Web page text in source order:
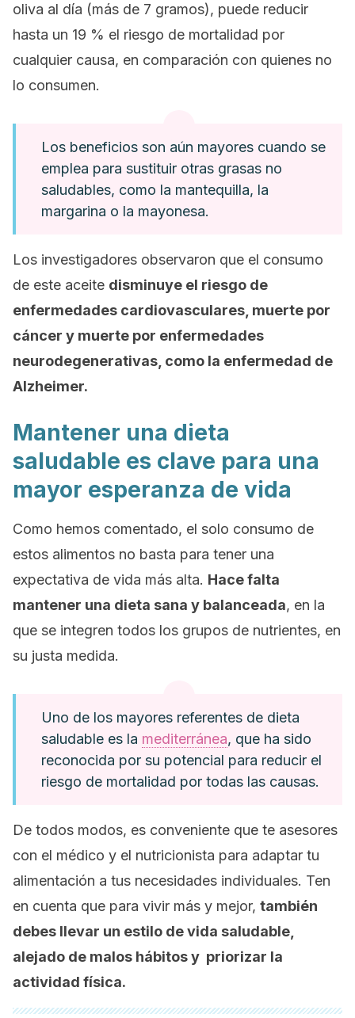
oliva al día (más de 7 gramos), puede reducir
hasta un 19 % el riesgo de mortalidad por
cualquier causa, en comparación con quienes no
lo consumen.
Los beneficios son aún mayores cuando se
emplea para sustituir otras grasas no
saludables, como la mantequilla, la
margarina o la mayonesa.
Los investigadores observaron que el consumo
de este aceite disminuye el riesgo de
enfermedades cardiovasculares, muerte por
cáncer y muerte por enfermedades
neurodegenerativas, como la enfermedad de
Alzheimer.
Mantener una dieta
saludable es clave para una
mayor esperanza de vida
Como hemos comentado, el solo consumo de
estos alimentos no basta para tener una
expectativa de vida más alta. Hace falta
mantener una dieta sana y balanceada, en la
que se integren todos los grupos de nutrientes, en
su justa medida.
Uno de los mayores referentes de dieta
saludable es la mediterránea, que ha sido
reconocida por su potencial para reducir el
riesgo de mortalidad por todas las causas.
De todos modos, es conveniente que te asesores
con el médico y el nutricionista para adaptar tu
alimentación a tus necesidades individuales. Ten
en cuenta que para vivir más y mejor, también
debes llevar un estilo de vida saludable,
alejado de malos hábitos y priorizar la
actividad física.